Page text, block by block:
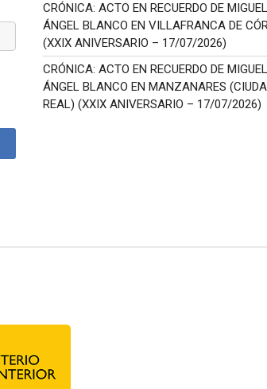
CRÓNICA: ACTO EN RECUERDO DE MIGUEL
ÁNGEL BLANCO EN VILLAFRANCA DE
(XXIX ANIVERSARIO – 17/07/2026)
CRÓNICA: ACTO EN RECUERDO DE MIGUEL
ÁNGEL BLANCO EN MANZANARES
REAL) (XXIX ANIVERSARIO – 17/07/2026)